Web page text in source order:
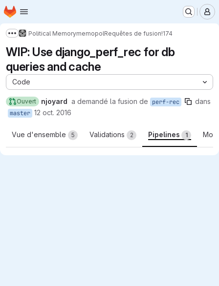
Passer au contenu principal
Page d'accueil
Afficher davantage de fils d'Ariane
Political MemorymemopolRequêtes de fusion!174
WIP: Use django_perf_rec for db
queries and cache
Code
Ouvert njoyard a demandé la fusion de perf-rec dans
master 12 oct. 2016
Vue d'ensemble 5 Validations 2 Pipelines 1